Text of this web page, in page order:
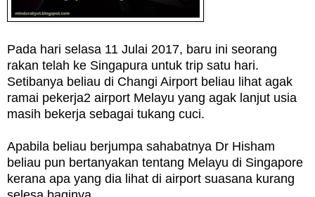
Pada hari selasa 11 Julai 2017, baru ini seorang
rakan telah ke Singapura untuk trip satu hari.
Setibanya beliau di Changi Airport beliau lihat agak
ramai pekerja2 airport Melayu yang agak lanjut usia
masih bekerja sebagai tukang cuci.
Apabila beliau berjumpa sahabatnya Dr Hisham
beliau pun bertanyakan tentang Melayu di Singapore
kerana apa yang dia lihat di airport suasana kurang